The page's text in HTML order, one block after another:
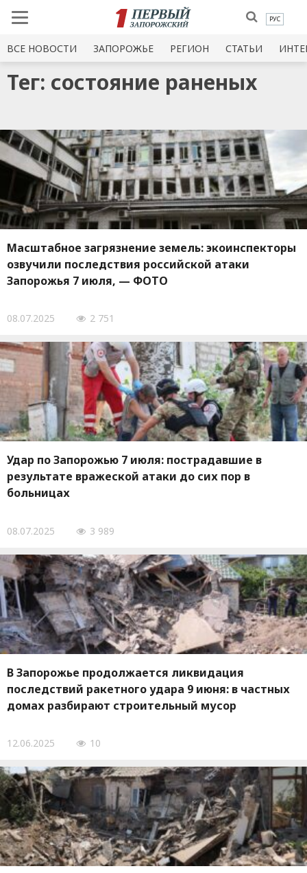
РУС
ВСЕ НОВОСТИ ЗАПОРОЖЬЕ РЕГИОН СТАТЬИ
Тег: состояние раненых
Масштабное загрязнение земель: экоинспекторы
озвучили последствия российской атаки
Запорожья 7 июля, — ФОТО
08.07.2025 2 751
Удар по Запорожью 7 июля: пострадавшие в
результате вражеской атаки до сих пор в
больницах
08.07.2025 3 989
В Запорожье продолжается ликвидация
последствий ракетного удара 9 июня: в частных
домах разбирают строительный мусор
12.06.2025 10